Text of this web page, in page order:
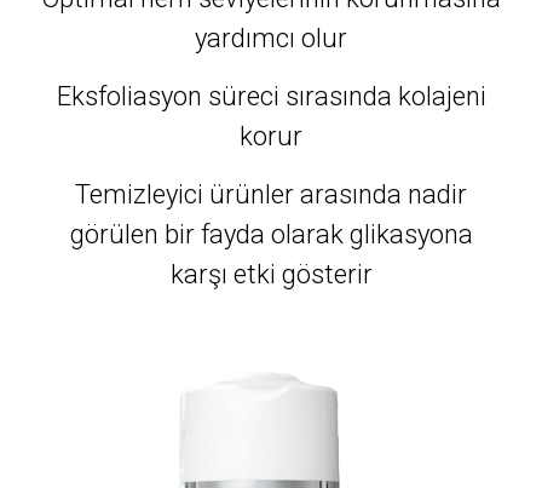
yardımcı olur
Eksfoliasyon süreci sırasında kolajeni
korur
Temizleyici ürünler arasında nadir
görülen bir fayda olarak glikasyona
karşı etki gösterir